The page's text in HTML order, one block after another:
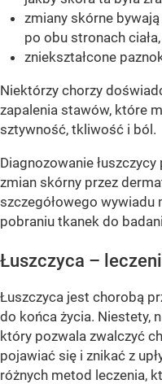
zmiany skórne
po obu stronach ciała,
zniekształcone
Niektórzy chorzy
zapalenia stawów, które
sztywność, tkliwość i ból.
Diagnozowanie
zmian skórny przez
szczegółowego wywiadu
pobraniu tkanek do
Łuszczyca –
Łuszczyca jest chorobą
do końca życia. Niestety,
który pozwala zwalczyć
pojawiać się i znikać z
różnych metod leczenia,